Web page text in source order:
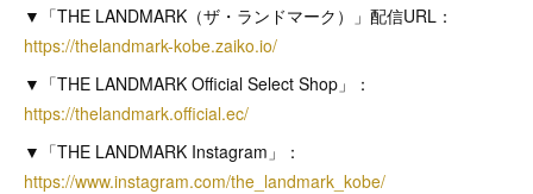
▼「THE LANDMARK（ザ・ランドマーク）」配信URL：
https://thelandmark-kobe.zaiko.io/
▼「THE LANDMARK Official Select Shop」：
https://thelandmark.official.ec/
▼「THE LANDMARK Instagram」：
https://www.instagram.com/the_landmark_kobe/